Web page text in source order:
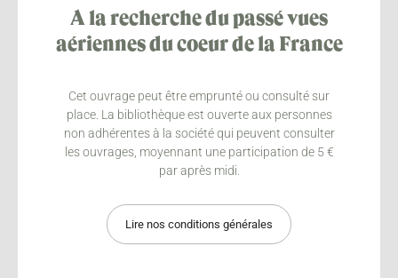
A la recherche du passé vues
aériennes du coeur de la France
Cet ouvrage peut être emprunté ou consulté sur
place. La bibliothèque est ouverte aux personnes
non adhérentes à la société qui peuvent consulter
les ouvrages, moyennant une participation de 5 €
par après midi.
Lire nos conditions générales